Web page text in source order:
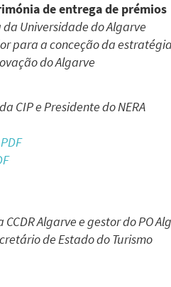
de entrega de prémios
da Universidade do Algarve
para a conceção da
do Algarve
CIP e Presidente do NERA
PDF
Algarve e gestor do PO
de Estado do Turismo